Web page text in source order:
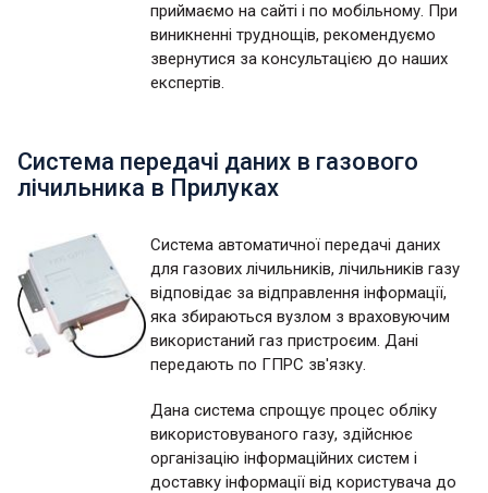
приймаємо на сайті і по мобільному. При
виникненні труднощів, рекомендуємо
звернутися за консультацією до наших
експертів.
Система передачі даних в газового
лічильника в Прилуках
Система автоматичної передачі даних
для газових лічильників, лічильників газу
відповідає за відправлення інформації,
яка збираються вузлом з враховуючим
використаний газ пристроєим. Дані
передають по ГПРС зв'язку.
Дана система спрощує процес обліку
використовуваного газу, здійснює
організацію інформаційних систем і
доставку інформації від користувача до